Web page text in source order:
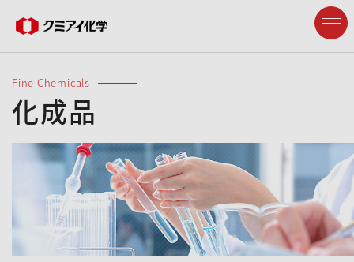
企業情報
製品情報
研究開発
Fine Chemicals
化成品